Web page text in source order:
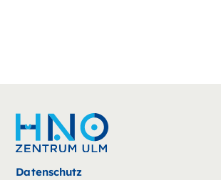
Datenschutz